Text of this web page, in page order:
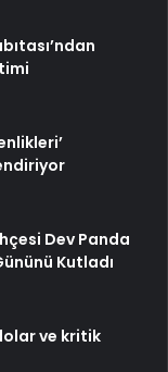
Dev Panda
Kutladı
ve kritik